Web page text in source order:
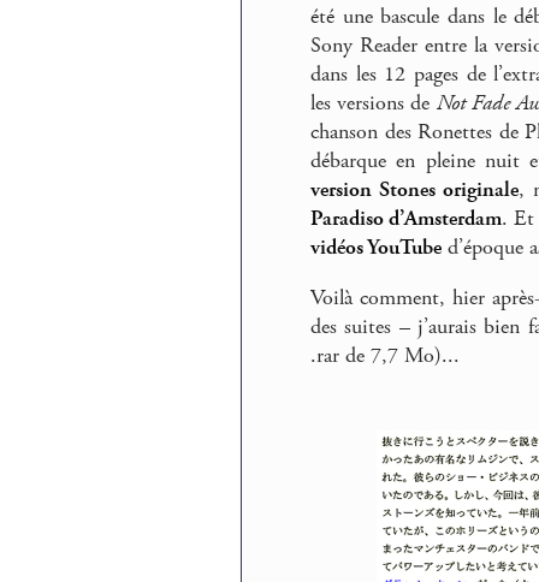
été une bascule dans le
Sony Reader entre la
dans les 12 pages de
les versions de Not Fade
chanson des Ronettes de
débarque en pleine
version Stones originale,
Paradiso d’Amsterdam. Et
vidéos YouTube d’époque
Voilà comment, hier
des suites – j’aurais
.rar de 7,7 Mo)...